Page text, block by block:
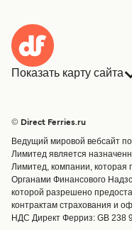
Показать карту сайта
Страны
Обслуживание клиентов
Операторы
Маршруты и порты
Special Offers
Предлагает
Паромные билеты
© Direct Ferries.ru
Ведущий мировой вебсайт
Лимитед является
Лимитед, компании, которая
Органами Финансового
которой разрешено
контрактам страхования и
НДС Директ Ферриз: GB 238